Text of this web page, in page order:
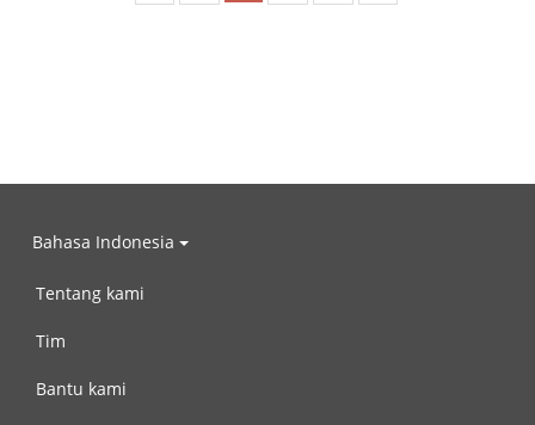
Bahasa Indonesia
Tentang kami
Tim
Bantu kami